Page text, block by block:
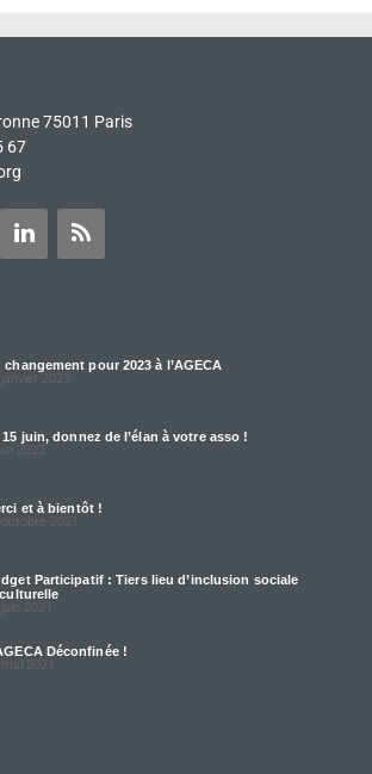
75011 Paris
67
changement pour 2023 à l’AGECA
janvier 2023
15 juin, donnez de l’élan à votre asso !
2022
et à bientôt !
octobre 2021
Participatif : Tiers lieu d’inclusion sociale
juin 2021
Déconfinée !
mai 2021